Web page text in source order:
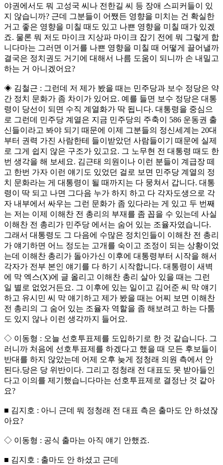
야권에서도 뭐 고성국 씨나 전한길 씨 등 장애 스피커들이 있
지 않습니까? 근데 그분들이 어쨌든 영향을 미치는 건 확실한
거고 좋은 영향을 미칠 때도 있고 나쁜 영향을 미칠 때가 있겠
죠. 물론 뭐 저도 마이크 지상파 마이크 잡기 전에 뭐 그렇게 합
니다마는 그러면 이거를 나쁜 영향을 미칠 때 어떻게 끌어낼까
결국은 정치권도 거기에 대해서 나름 도움이 되니까 손 내밀고
하는 거 아니겠어요?
◈ 김철근 : 그런데 저 제가 봤을 때는 민주당과 보수 정당은 약
간 정치 문화가 좀 차이가 있어요. 예를 들면 보수 정당은 대통
령이 당선이 되면 수직 계열화가 딱 됩니다. 대통령을 중심으
로 그런데 민주당 계열은 지금 민주당의 주축이 586 운동권 출
신들이라고 봐야 되기 때문에 이제 그분들의 정신세계는 20대
부터 권력 가진 사람한테 들이받았던 사람들이기 때문에 실제
로 그게 쉽지 않은 구조가 있고요. 그 노무현 전 대통령 때도 한
번 생각을 해 보세요. 김근태 의원이나 이런 분들이 계급장 떼
고 한번 가자 이런 얘기도 있었던 걸로 보면 민주당 계열의 정
치 문화라는 게 대통령이 될 때까지는 다 뭉쳐서 갑니다. 대통
령이 딱 되고 나면 그다음 누가 하지 하고 다 각자도생으로 각
자 내부에서 싸우는 그런 문화가 좀 있다라는 게 있고 두 번째
는 저는 이제 이해찬 전 총리의 부재를 좀 꼽을 수 있는데 사실
이해찬 전 총리가 민주당 에서는 숨어 있는 조율자였습니다.
그래서 대통령도 그 다음에 수많은 정치인들이 이해찬 전 총리
가 얘기하면 어느 정도는 고개를 숙이고 조정이 되는 상황이었
는데 이해찬 총리가 돌아가신 이후에 대통령부터 시작을 해서
각자가 전부 본인 얘기를 다 하기 시작합니다. 대통령이 새벽
에 막 엑스(X)에 글 올리고 이해찬 총리 살아 있을 때는 그런
일 별로 없었거든요. 그 이후에 있는 일이고 김어준 씨 막 얘기
하고 유시민 씨 막 얘기하고 제가 봤을 때는 어찌 보면 이해찬
전 총리의 그 숨어 있는 조율자 역할을 좀 해보려고 하는 다툼
도 있지 않나 이런 생각까지 들어요.
◇ 이동형 : 오늘 선호투표제를 도입하기로 한 것 같습니다. 그
러니까 처음에 선호투표제를 하겠다고 했을 때 모든 후보들이
반대를 하지 않았는데 어제 오후 늦게 정청래 의원 측에서 안
된다.당은 당 위반이다. 그리고 정청래 전 대표도 못 받아들인
다고 이의를 제기했습니다마는 선호투표제로 결정난 것 같아
요?
■ 김지호 : 아니 근데 뭐 정청래 전 대표 측은 출마도 안 하셨잖
아요?
◇ 이동형 : 공식 출마는 아직 얘기 안했죠.
■ 김지호 : 출마도 안 하셨고 근데